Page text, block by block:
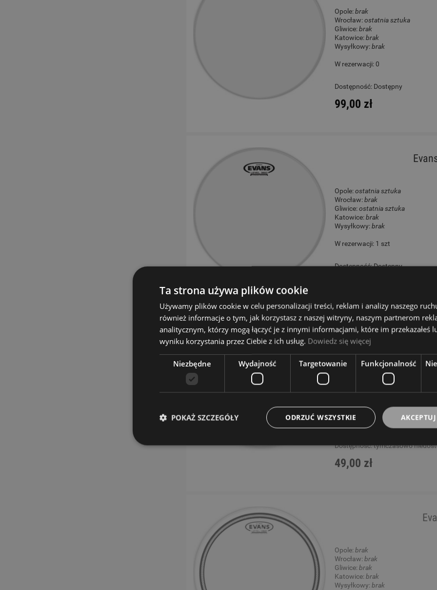
Opole:brak
Wrocław:ostatnia sztuka
Gliwice:brak
Katowice:brak
Wysyłkowy:brak
W rezerwacji: 0
Dostępność: Dostępny
99,00 zł
Opole:ostatnia sztuka
Wrocław:brak
Gliwice:ostatnia sztuka
Katowice:brak
Wysyłkowy:brak
W rezerwacji: 1 szt
Dostępność:Dostępny
Aquarian 10"
Wysyłkowy:
W rezerwacji: 0
Dostępność:tymczasowo
49,00 zł
Opole:brak
Wrocław:brak
Gliwice:brak
Katowice:brak
Wysyłkowy:brak
Ta strona używa plików cookie
Używamy plików cookie w celu personalizacji treści, reklam i analizy naszego
również informacje o tym, jak korzystasz z naszej witryny, naszym partnerom
analitycznym, którzy mogą łączyć je z innymi informacjami, które im przekazałeś
wyniku korzystania przez Ciebie z ich usług. Dowiedz się więcej
Niezbędne Wydajność Targetowanie Funkcjonalność
ODRZUĆ WSZYSTKIE
POKAŻ SZCZEGÓŁY